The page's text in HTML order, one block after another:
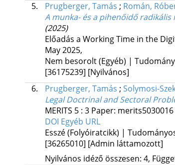
5.
Prugberger, Tamás ; Román,
A munka- és a pihenőidő radikális
(2025)
Előadás a Working Time in the
May 2025,
Nem besorolt (Egyéb) |
[36175239] [Nyilvános]
6.
Prugberger, Tamás ; Solymosi-
Legal Doctrinal and Sectoral
MERITS 5: 3 Paper: merits5030016
DOI Egyéb URL
Esszé (Folyóiratcikk) |
[36265010] [Admin láttamozott]
Nyilvános idéző összesen: 4,